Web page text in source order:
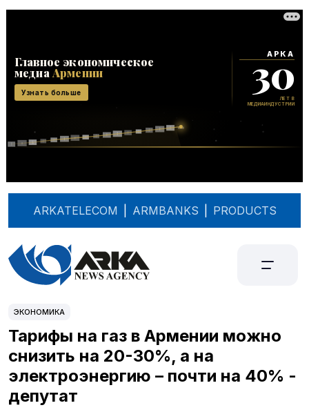
ARKATELECOM ARMBANKS PRODUCTS
ЭКОНОМИКА
Тарифы на газ в Армении можно
снизить на 20-30%, а на
электроэнергию – почти на 40% -
депутат